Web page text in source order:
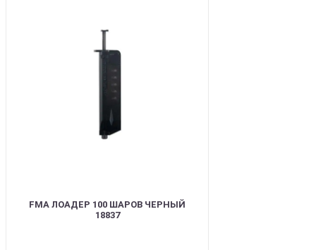
FMA ЛОАДЕР 100 ШАРОВ ЧЕРНЫЙ
18837